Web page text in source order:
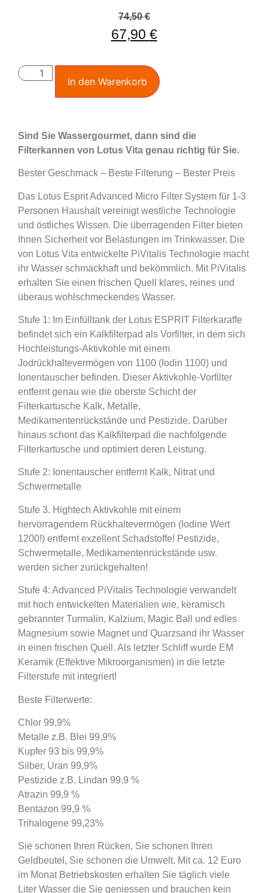
74,50€
67,90 €
In den Warenkorb
Sind Sie Wassergourmet, dann sind die
Filterkannen von Lotus Vita genau richtig für Sie.
Bester Geschmack – Beste Filterung – Bester Preis
Das Lotus Esprit Advanced Micro Filter System für 1-3
Personen Haushalt vereinigt westliche Technologie
und östliches Wissen. Die überragenden Filter bieten
Ihnen Sicherheit vor Belastungen im Trinkwasser. Die
von Lotus Vita entwickelte PiVitalis Technologie macht
ihr Wasser schmackhaft und bekömmlich. Mit PiVitalis
erhalten Sie einen frischen Quell klares, reines und
überaus wohlschmeckendes Wasser.
Stufe 1: Im Einfülltank der Lotus ESPRIT Filterkaraffe
befindet sich ein Kalkfilterpad als Vorfilter, in dem sich
Hochleistungs-Aktivkohle mit einem
Jodrückhaltevermögen von 1100 (Iodin 1100) und
Ionentauscher befinden. Dieser Aktivkohle-Vorfilter
entfernt genau wie die oberste Schicht der
Filterkartusche Kalk, Metalle,
Medikamentenrückstände und Pestizide. Darüber
hinaus schont das Kalkfilterpad die nachfolgende
Filterkartusche und optimiert deren Leistung.
Stufe 2: Ionentauscher entfernt Kalk, Nitrat und
Schwermetalle
Stufe 3. Hightech Aktivkohle mit einem
hervorragendem Rückhaltevermögen (Iodine Wert
1200!) entfernt exzellent Schadstoffe! Pestizide,
Schwermetalle, Medikamentenrückstände usw.
werden sicher zurückgehalten!
Stufe 4: Advanced PiVitalis Technologie verwandelt
mit hoch entwickelten Materialien wie, keramisch
gebrannter Turmalin, Kalzium, Magic Ball und edles
Magnesium sowie Magnet und Quarzsand ihr Wasser
in einen frischen Quell. Als letzter Schliff wurde EM
Keramik (Effektive Mikroorganismen) in die letzte
Filterstufe mit integriert!
Beste Filterwerte:
Chlor 99,9%
Metalle z.B. Blei 99,9%
Kupfer 93 bis 99,9%
Silber, Uran 99,9%
Pestizide z.B. Lindan 99,9 %
Atrazin 99,9 %
Bentazon 99,9 %
Trihalogene 99,23%
Sie schonen Ihren Rücken, Sie schonen Ihren
Geldbeutel, Sie schonen die Umwelt. Mit ca. 12 Euro
im Monat Betriebskosten erhalten Sie täglich viele
Liter Wasser die Sie geniessen und brauchen kein